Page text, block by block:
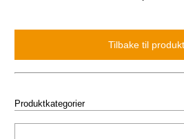
Produktkategorier